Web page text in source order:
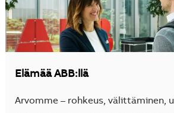
Elämää ABB:llä
Arvomme – rohkeus, välittäminen,